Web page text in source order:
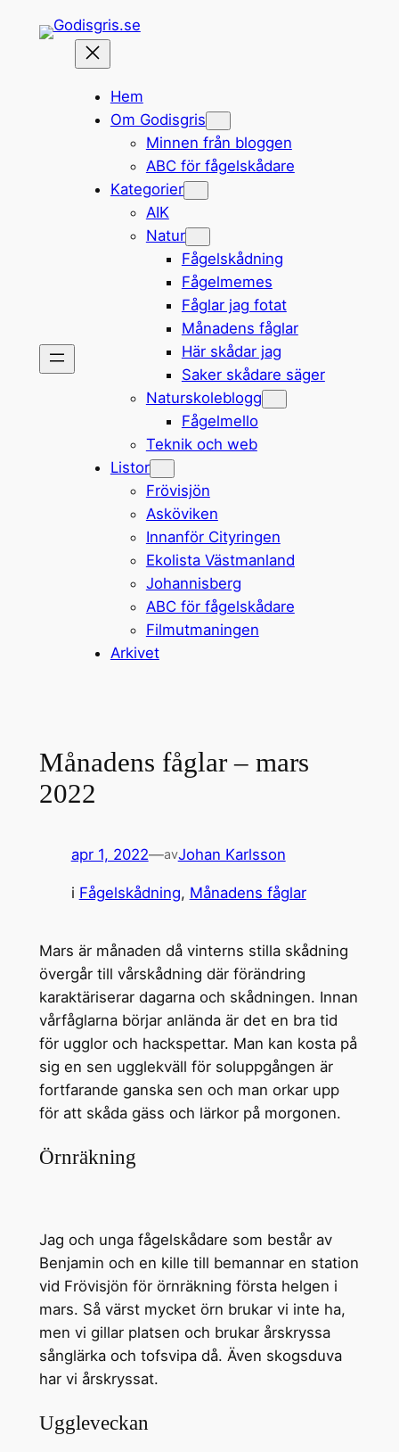
Hem
Om Godisgris
Minnen från bloggen
ABC för fågelskådare
Kategorier
AIK
Natur
Fågelskådning
Fågelmemes
Fåglar jag fotat
Månadens fåglar
Här skådar jag
Saker skådare säger
Naturskoleblogg
Fågelmello
Teknik och web
Listor
Frövisjön
Asköviken
Innanför Cityringen
Ekolista Västmanland
Johannisberg
ABC för fågelskådare
Filmutmaningen
Arkivet
Månadens fåglar – mars
2022
apr 1, 2022—avJohan Karlsson
i Fågelskådning, Månadens fåglar
Mars är månaden då vinterns stilla skådning
övergår till vårskådning där förändring
karaktäriserar dagarna och skådningen. Innan
vårfåglarna börjar anlända är det en bra tid
för ugglor och hackspettar. Man kan kosta på
sig en sen ugglekväll för soluppgången är
fortfarande ganska sen och man orkar upp
för att skåda gäss och lärkor på morgonen.
Örnräkning
Jag och unga fågelskådare som består av
Benjamin och en kille till bemannar en station
vid Frövisjön för örnräkning första helgen i
mars. Så värst mycket örn brukar vi inte ha,
men vi gillar platsen och brukar årskryssa
sånglärka och tofsvipa då. Även skogsduva
har vi årskryssat.
Uggleveckan